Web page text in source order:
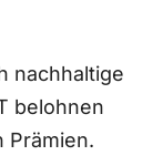
nachhaltige
belohnen
Prämien.